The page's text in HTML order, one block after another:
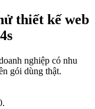
thiết kế web
nghiệp có nhu
gói dùng thật.